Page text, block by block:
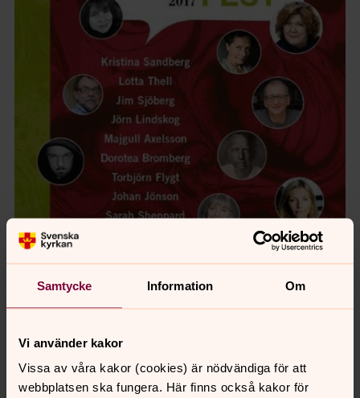
Samtycke Information Om
Vi använder kakor
Vissa av våra kakor (cookies) är nödvändiga för att
webbplatsen ska fungera. Här finns också kakor för